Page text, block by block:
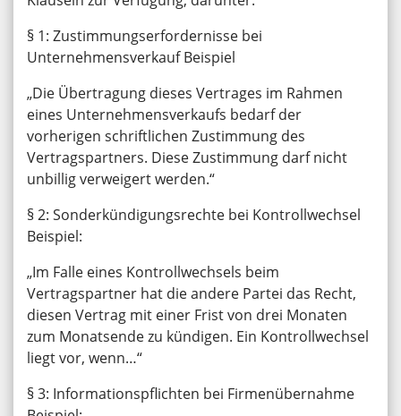
§ 1: Zustimmungserfordernisse bei
Unternehmensverkauf Beispiel
„Die Übertragung dieses Vertrages im Rahmen
eines Unternehmensverkaufs bedarf der
vorherigen schriftlichen Zustimmung des
Vertragspartners. Diese Zustimmung darf nicht
unbillig verweigert werden.“
§ 2: Sonderkündigungsrechte bei Kontrollwechsel
Beispiel:
„Im Falle eines Kontrollwechsels beim
Vertragspartner hat die andere Partei das Recht,
diesen Vertrag mit einer Frist von drei Monaten
zum Monatsende zu kündigen. Ein Kontrollwechsel
liegt vor, wenn…“
§ 3: Informationspflichten bei Firmenübernahme